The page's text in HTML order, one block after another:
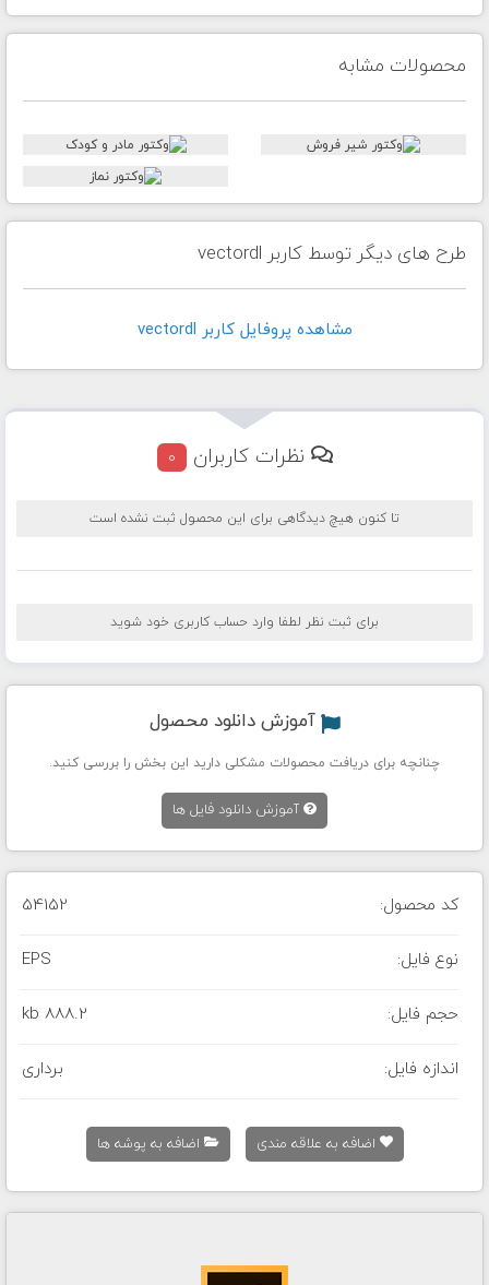
محصولات مشابه
طرح های دیگر توسط کاربر vectordl
مشاهده پروفايل کاربر vectordl
نظرات کاربران 0
تا کنون هیچ دیدگاهی برای این محصول ثبت نشده است
برای ثبت نظر لطفا وارد حساب کاربری خود شوید
آموزش دانلود محصول
چنانچه برای دریافت محصولات مشکلی دارید این بخش را بررسی کنید.
آموزش دانلود فایل ها
کد محصول: 54152
نوع فایل: EPS
حجم فایل: 888.2 kb
اندازه فایل: برداری
اضافه به علاقه مندی اضافه به پوشه ها